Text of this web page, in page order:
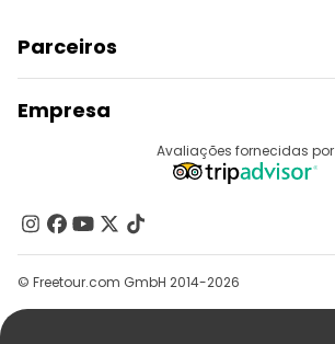
Parceiros
Registo Do Fornecedor
Programa De Afiliados
Empresa
Contacte-Nos
Grupos
Ajuda
Avaliações fornecidas por
© Freetour.com GmbH 2014-2026